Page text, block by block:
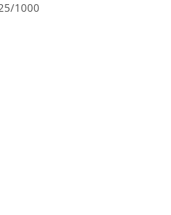
1000